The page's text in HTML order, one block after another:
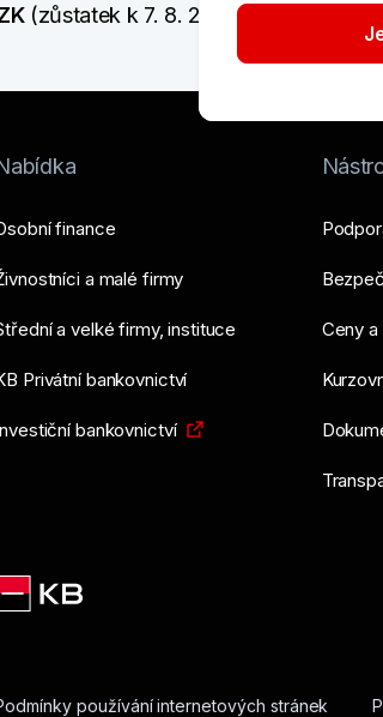
(zůstatek k 7. 8. 2026  19:32)
finance
a malé firmy
a velké firmy, instituce
Privátní bankovnictví
bankovnictví
Ceny
používání internetových stránek